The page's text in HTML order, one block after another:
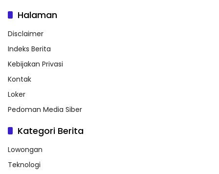
Halaman
Disclaimer
Indeks Berita
Kebijakan Privasi
Kontak
Loker
Pedoman Media Siber
Kategori Berita
Lowongan
Teknologi